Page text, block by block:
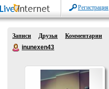
Регистрация
Записи Друзья
Комментарии
inunexen43